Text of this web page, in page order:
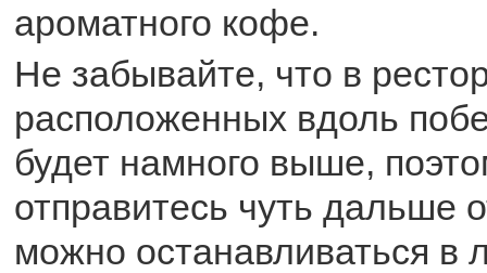
ароматного кофе.
Не забывайте, что в
расположенных вдоль
будет намного выше,
отправитесь чуть дальше
можно останавливаться в